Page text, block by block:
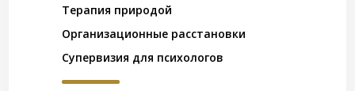
Терапия природой
Организационные расстановки
Супервизия для психологов